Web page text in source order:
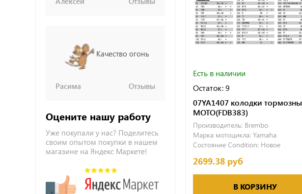
Качество огонь
Расима Отзывы
Оцените нашу работу
Уже покупали у нас? Поделитесь
своим опытом покупки в нашем
магазине на Яндекс Маркете!
Есть в наличии
Остаток: 9
07YA1407 колодки
МОТО(FDB383)
Производитель: Brembo
Марка мотоцикла: Yamaha
Состояние Condition: Новое
2699.38 руб
В КОРЗИНУ